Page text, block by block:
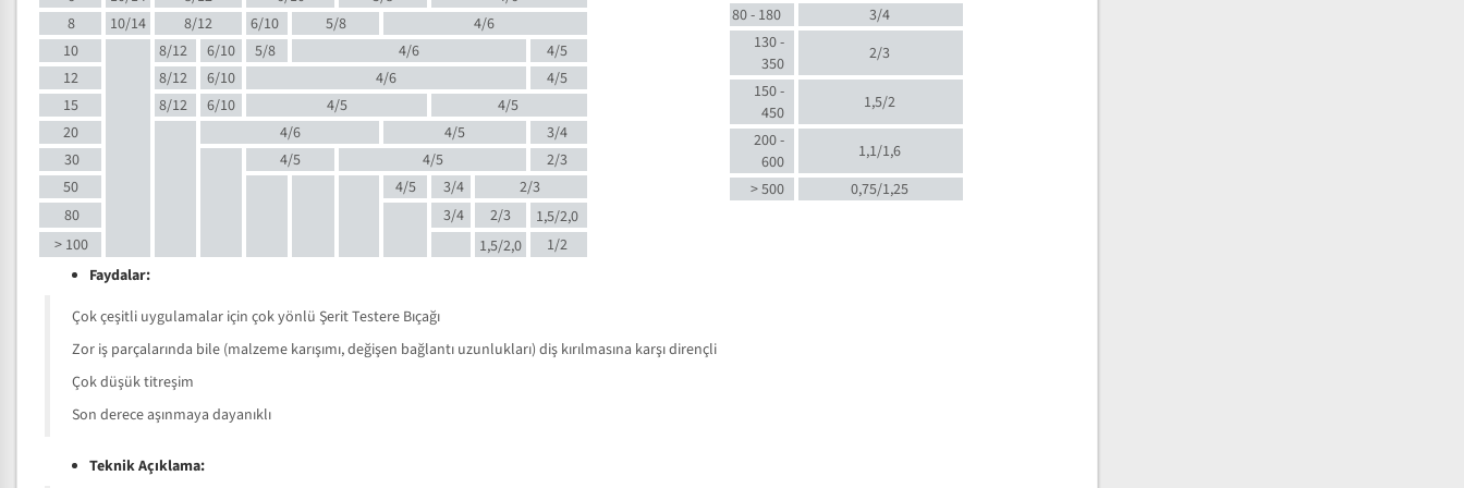
8
10/14 8/12 6/10 5/8
4/6
10
8/12 6/10 5/8 4/6
4/5
12
8/12 6/10 4/6
4/5
15
8/12 6/10 4/5
4/5
20
4/6 4/5
3/4
30
4/5 4/5
2/3
50
4/5 3/4
2/3
80
3/4 2/3
1,5/2,0
> 100
1,5/2,0 1/2
80 - 180
3/4
130 -
350
2/3
150 -
450
1,5/2
200 -
600
1,1/1,6
> 500
0,75/1,25
Faydalar:
Çok çeşitli uygulamalar için çok yönlü Şerit Testere Bıçağı
Zor iş parçalarında bile (malzeme karışımı, değişen bağlantı uzunlukları) diş kırılmasına karşı dirençli
Çok düşük titreşim
Son derece aşınmaya dayanıklı
Teknik Açıklama: